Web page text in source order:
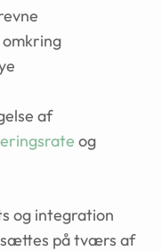
af
og
og integration
på tværs af